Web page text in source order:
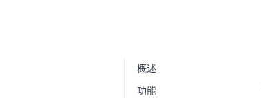
概述
功能